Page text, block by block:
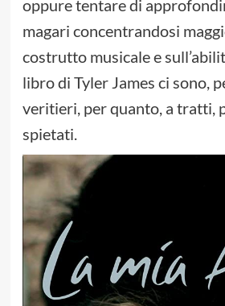
oppure tentare di
magari concentrandosi
costrutto musicale e
libro di Tyler James ci sono,
veritieri, per quanto, a tratti,
spietati.